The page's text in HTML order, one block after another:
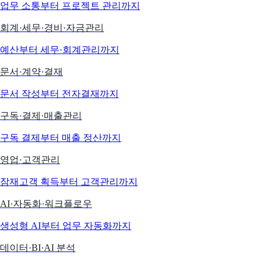
업무 소통부터 프로젝트 관리까지
회계·세무·경비·자금관리
예산부터 세무·회계관리까지
문서·계약·결재
문서 작성부터 전자결재까지
구독·결제·매출관리
구독 결제부터 매출 정산까지
영업·고객관리
잠재고객 획득부터 고객관리까지
AI·자동화·워크플로우
생성형 AI부터 업무 자동화까지
데이터·BI·AI 분석